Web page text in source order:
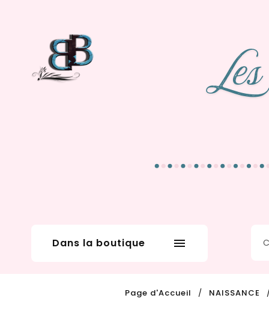
Dans la boutique 
Page d'Accueil NAISSANCE